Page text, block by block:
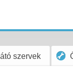
szervek